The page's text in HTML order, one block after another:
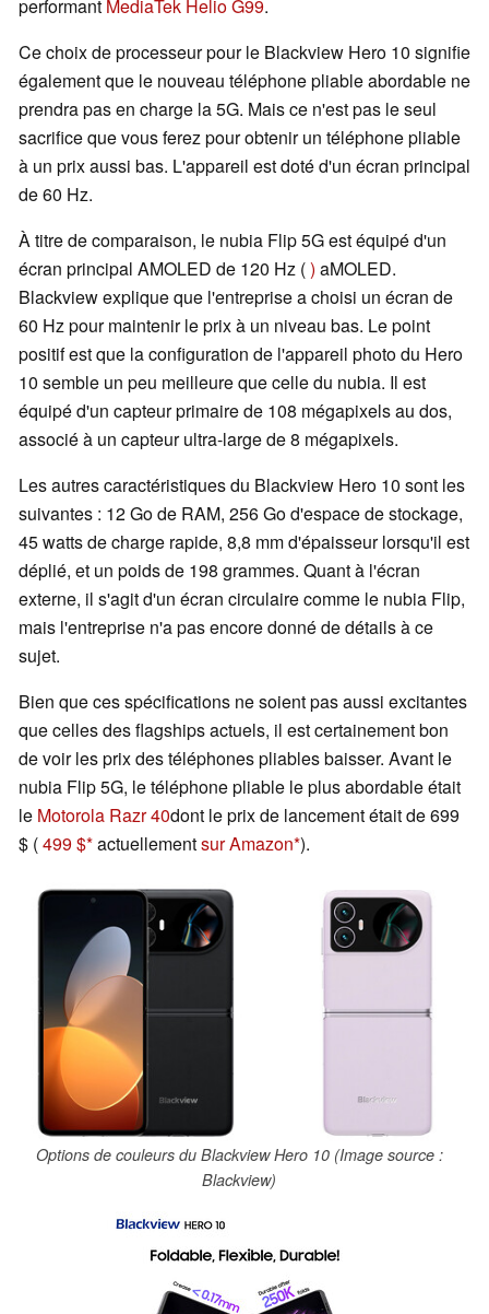
performant MediaTek Helio G99.
Ce choix de processeur pour le Blackview Hero 10 signifie
également que le nouveau téléphone pliable abordable ne
prendra pas en charge la 5G. Mais ce n'est pas le seul
sacrifice que vous ferez pour obtenir un téléphone pliable
à un prix aussi bas. L'appareil est doté d'un écran principal
de 60 Hz.
À titre de comparaison, le nubia Flip 5G est équipé d'un
écran principal AMOLED de 120 Hz () aMOLED.
Blackview explique que l'entreprise a choisi un écran de
60 Hz pour maintenir le prix à un niveau bas. Le point
positif est que la configuration de l'appareil photo du Hero
10 semble un peu meilleure que celle du nubia. Il est
équipé d'un capteur primaire de 108 mégapixels au dos,
associé à un capteur ultra-large de 8 mégapixels.
Les autres caractéristiques du Blackview Hero 10 sont les
suivantes : 12 Go de RAM, 256 Go d'espace de stockage,
45 watts de charge rapide, 8,8 mm d'épaisseur lorsqu'il est
déplié, et un poids de 198 grammes. Quant à l'écran
externe, il s'agit d'un écran circulaire comme le nubia Flip,
mais l'entreprise n'a pas encore donné de détails à ce
sujet.
Bien que ces spécifications ne soient pas aussi excitantes
que celles des flagships actuels, il est certainement bon
de voir les prix des téléphones pliables baisser. Avant le
nubia Flip 5G, le téléphone pliable le plus abordable était
le Motorola Razr 40dont le prix de lancement était de 699
$ (499 $ actuellementsur Amazon ).
Options de couleurs du Blackview Hero 10 (Image source :
Blackview)